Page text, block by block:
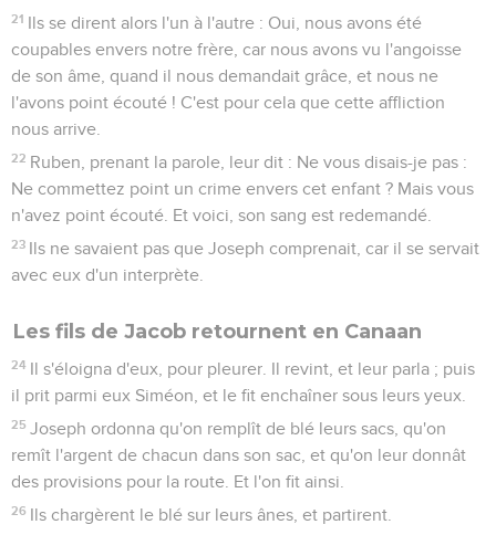
21 Ils se dirent alors l'un à l'autre : Oui, nous avons été
coupables envers notre frère, car nous avons vu l'angoisse
de son âme, quand il nous demandait grâce, et nous ne
l'avons point écouté ! C'est pour cela que cette affliction
nous arrive.
22 Ruben, prenant la parole, leur dit : Ne vous disais-je pas :
Ne commettez point un crime envers cet enfant ? Mais vous
n'avez point écouté. Et voici, son sang est redemandé.
23 Ils ne savaient pas que Joseph comprenait, car il se servait
avec eux d'un interprète.
Les fils de Jacob retournent en Canaan
24 Il s'éloigna d'eux, pour pleurer. Il revint, et leur parla ; puis
il prit parmi eux Siméon, et le fit enchaîner sous leurs yeux.
25 Joseph ordonna qu'on remplît de blé leurs sacs, qu'on
remît l'argent de chacun dans son sac, et qu'on leur donnât
des provisions pour la route. Et l'on fit ainsi.
26 Ils chargèrent le blé sur leurs ânes, et partirent.